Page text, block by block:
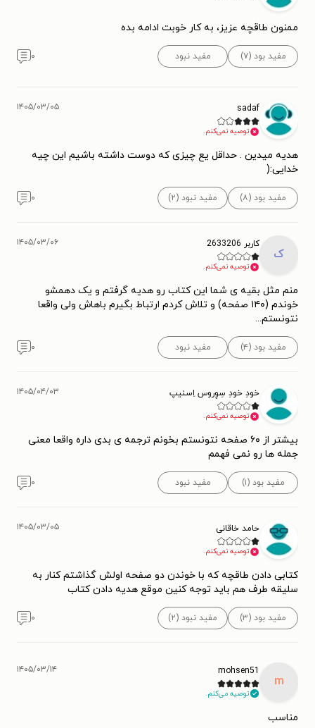
ممنون طاقچه عزیز، به کار خوبت ادامه بده
مفید بود (۷) مفید نبود ۰
sadaf
توصیه نمی‌کنم.
۱۴۰۵/۰۳/۰۵
هدیه میدین . حداقل یع چیزی که دوست داشته باشیم این چیه
خدایی:(
مفید بود (۸) مفید نبود (۲) ۰
ک
کاربر 2633206
توصیه نمی‌کنم.
۱۴۰۵/۰۳/۰۶
منم مثل بقیه ی شما این کتاب رو هدیه گرفتم و یک دهمشو
خوندم (۱۴۰ صفحه) و تلاش کردم ارتباط بگیرم باهاش ولی واقعا
نتونستم...
مفید بود (۴) مفید نبود ۰
خودِ خودِ سِوِروس اِسنیپ
توصیه نمی‌کنم.
۱۴۰۵/۰۴/۰۳
بیشتر از ۶۰ صفحه نتونستم بخونم ترجمه ی بدی داره واقعا معنی
جمله ها رو نمی فهمم
مفید بود (۱) مفید نبود ۰
حامد خاقانی
توصیه نمی‌کنم.
۱۴۰۵/۰۳/۰۵
کتابی دادن طاقچه که با خوندن دو صفحه اولش گذاشتم کنار به
سلیقه طرف هم باید توجه کنین موقع هدیه دادن کتاب
مفید بود (۳) مفید نبود (۲) ۰
m
mohsen51
توصیه می‌کنم.
۱۴۰۵/۰۳/۱۴
مناسب